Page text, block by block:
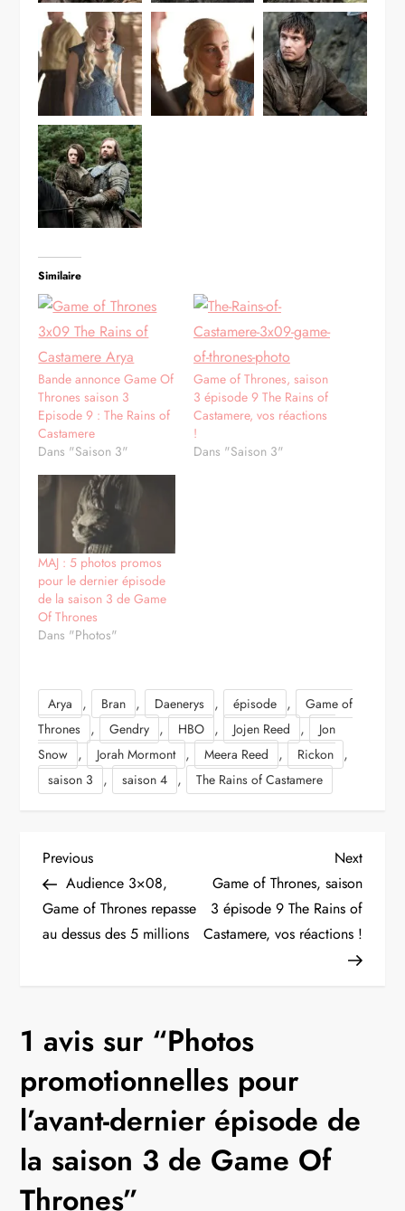
Similaire
Bande annonce Game Of
Thrones saison 3
Episode 9 : The Rains of
Castamere
Dans "Saison 3"
Game of Thrones, saison
3 épisode 9 The Rains of
Castamere, vos réactions
!
Dans "Saison 3"
MAJ : 5 photos promos
pour le dernier épisode
de la saison 3 de Game
Of Thrones
Dans "Photos"
Arya , Bran , Daenerys , épisode ,
Game of
Thrones , Gendry , HBO , Jojen Reed ,
Jon
Snow , Jorah Mormont , Meera Reed , Rickon ,
saison 3 , saison 4 , The Rains of Castamere
N
a
v
g
a
t
Previous
Post
Previous
Audience 3×08,
Game of Thrones repasse
au dessus des 5 millions
Next
Post
Next
Game of Thrones, saison
3 épisode 9 The Rains of
Castamere, vos réactions !
1 avis sur “Photos
promotionnelles pour
l’avant-dernier épisode de
la saison 3 de Game Of
Thrones”